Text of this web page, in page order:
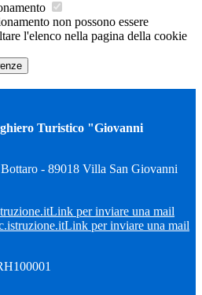
non possono essere
l'elenco nella pagina della cookie
Turistico "Giovanni
- 89018 Villa San Giovanni
Link per inviare una mail
Link per inviare una mail